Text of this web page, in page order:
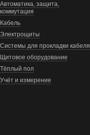
Автоматика, защита,
коммутация
Кабель
Электрощиты
Системы для прокладки кабеля
Щитовое оборудование
Тёплый пол
Учёт и измерение